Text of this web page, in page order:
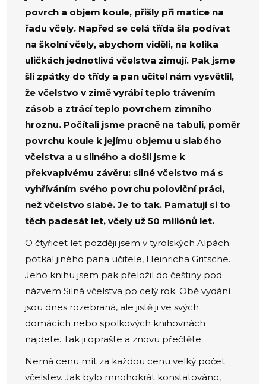
povrch a objem koule, přišly při matice na
řadu včely. Napřed se celá třída šla podívat
na školní včely, abychom viděli, na kolika
uličkách jednotlivá včelstva zimují. Pak jsme
šli zpátky do třídy a pan učitel nám vysvětlil,
že včelstvo v zimě vyrábí teplo trávením
zásob a ztrácí teplo povrchem zimního
hroznu. Počítali jsme pracně na tabuli, poměr
povrchu koule k jejímu objemu u slabého
včelstva a u silného a došli jsme k
překvapivému závěru: silné včelstvo má s
vyhříváním svého povrchu poloviční práci,
než včelstvo slabé. Je to tak. Pamatuji si to
těch padesát let, včely už 50 miliónů let.
O čtyřicet let později jsem v tyrolských Alpách
potkal jiného pana učitele, Heinricha Gritsche.
Jeho knihu jsem pak přeložil do češtiny pod
názvem Silná včelstva po celý rok. Obě vydání
jsou dnes rozebraná, ale jistě ji ve svých
domácích nebo spolkových knihovnách
najdete. Tak ji oprašte a znovu přečtěte.
Nemá cenu mít za každou cenu velký počet
včelstev. Jak bylo mnohokrát konstatováno,